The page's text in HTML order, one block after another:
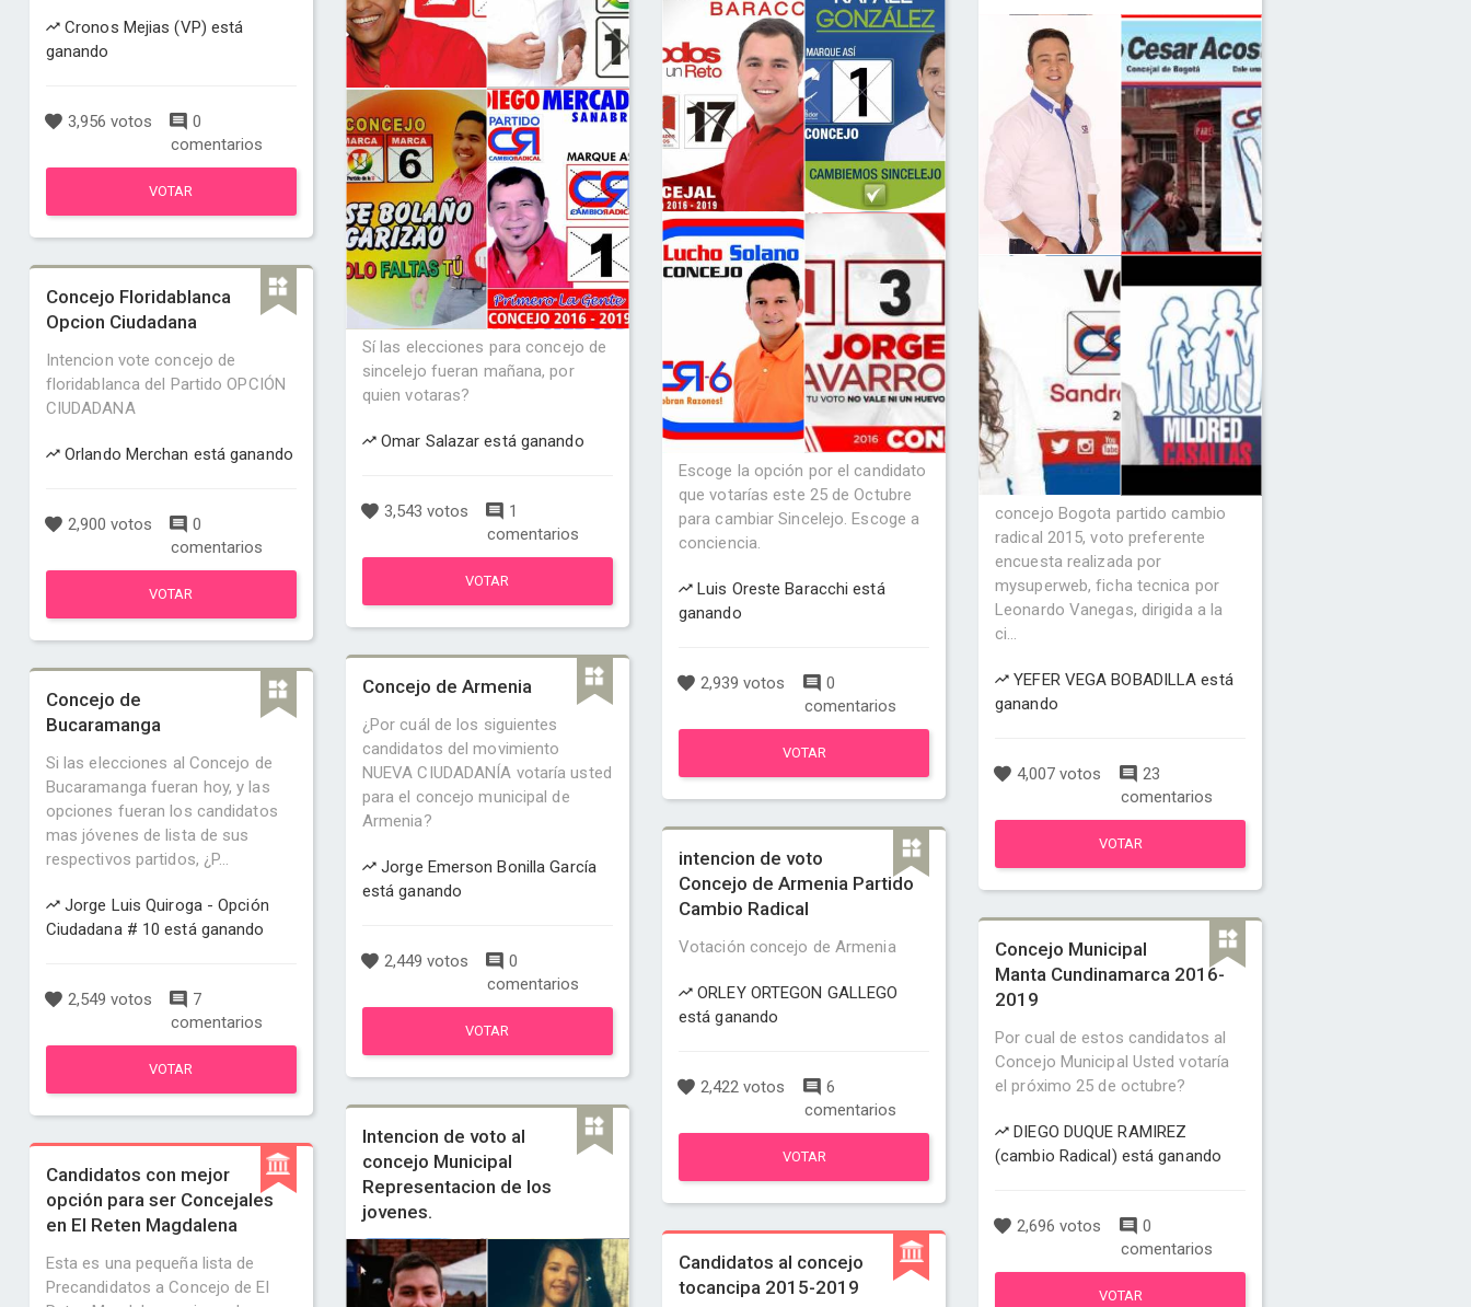
Cronos Mejias (VP) está
ganando
3,956 votos
0
comentarios
VOTAR
Concejo Floridablanca
Opcion Ciudadana
Intencion vote concejo de
floridablanca del Partido OPCIÓN
CIUDADANA
Orlando Merchan está ganando
2,900 votos
0
comentarios
VOTAR
Concejo de
Bucaramanga
Si las elecciones al Concejo de
Bucaramanga fueran hoy, y las
opciones fueran los candidatos
mas jóvenes de lista de sus
respectivos partidos, ¿P...
Jorge Luis Quiroga - Opción
Ciudadana # 10 está ganando
2,549 votos
7
comentarios
VOTAR
Candidatos con mejor
opción para ser Concejales
en El Reten Magdalena
Esta es una pequeña lista de
Precandidatos a Concejo de El
Sí las elecciones para concejo de
sincelejo fueran mañana, por
quien votaras?
Omar Salazar está ganando
3,543 votos
1
comentarios
VOTAR
Concejo de Armenia
¿Por cuál de los siguientes
candidatos del movimiento
NUEVA CIUDADANÍA votaría usted
para el concejo municipal de
Armenia?
Jorge Emerson Bonilla García
está ganando
2,449 votos
0
comentarios
VOTAR
Intencion de voto al
concejo Municipal
Representacion de los
jovenes.
Escoge la opción por el candidato
que votarías este 25 de Octubre
para cambiar Sincelejo. Escoge a
conciencia.
Luis Oreste Baracchi está
ganando
2,939 votos
0
comentarios
VOTAR
intencion de voto
Concejo de Armenia Partido
Cambio Radical
Votación concejo de Armenia
ORLEY ORTEGON GALLEGO
está ganando
2,422 votos
6
comentarios
VOTAR
Candidatos al concejo
tocancipa 2015-2019
concejo Bogota partido cambio
radical 2015, voto preferente
encuesta realizada por
mysuperweb, ficha tecnica por
Leonardo Vanegas, dirigida a la
ci...
YEFER VEGA BOBADILLA está
ganando
4,007 votos
23
comentarios
VOTAR
Concejo Municipal
Manta Cundinamarca 2016-
2019
Por cual de estos candidatos al
Concejo Municipal Usted votaría
el próximo 25 de octubre?
DIEGO DUQUE RAMIREZ
(cambio Radical) está ganando
2,696 votos
0
comentarios
VOTAR